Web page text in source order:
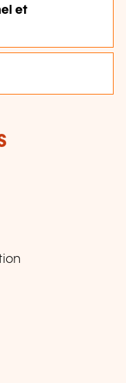
et